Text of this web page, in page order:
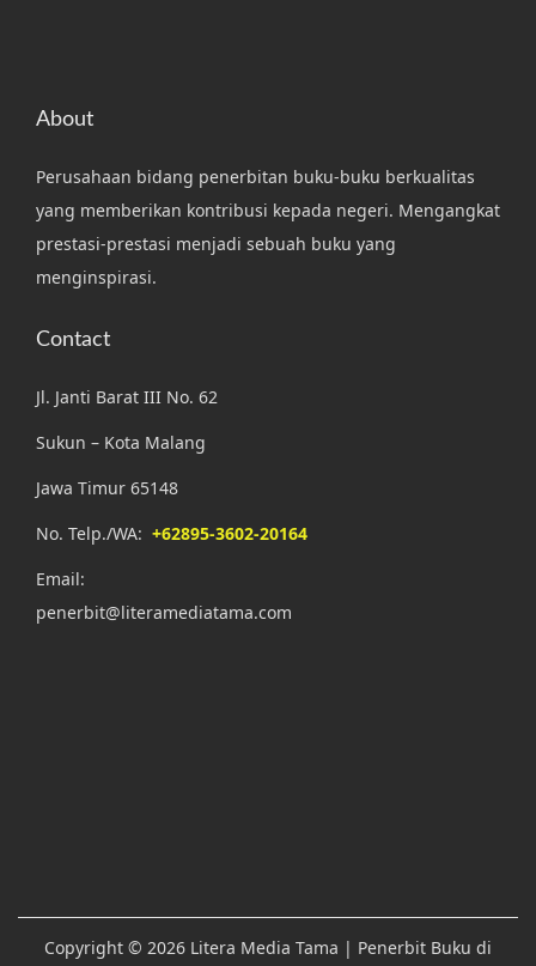
About
Perusahaan bidang penerbitan buku-buku berkualitas
yang memberikan kontribusi kepada negeri. Mengangkat
prestasi-prestasi menjadi sebuah buku yang
menginspirasi.
Contact
Jl. Janti Barat III No. 62
Sukun – Kota Malang
Jawa Timur 65148
No. Telp./WA: +62895-3602-20164
Email:
penerbit@literamediatama.com
Copyright © 2026 Litera Media Tama | Penerbit Buku di